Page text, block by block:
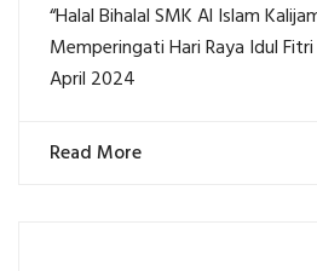
“Halal Bihalal SMK Al Islam
Memperingati Hari Raya Idul
April 2024
Read More